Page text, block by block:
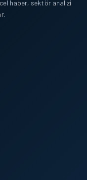
haber, sektör analizi